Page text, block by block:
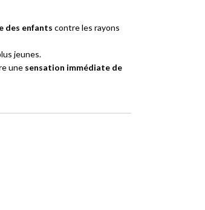
des enfants contre les rayons
jeunes.
une sensation immédiate de